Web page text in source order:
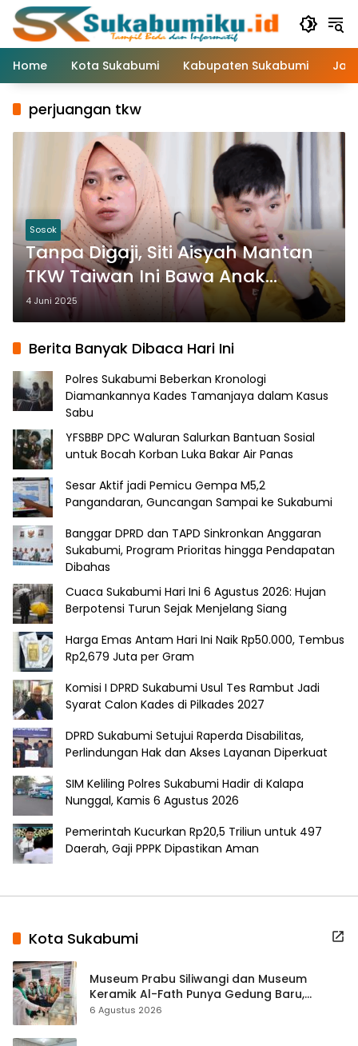
Langsung
konten
Home
Kota Sukabumi Kabupaten Sukabumi
perjuangan tkw
Sosok
Tanpa Digaji, Siti Aisyah Mantan
TKW Taiwan Ini Bawa Anak
Majikannya yang Disabilitas ke
Indonesia
4 Juni 2025
Berita Banyak Dibaca Hari Ini
Polres Sukabumi Beberkan Kronologi
Diamankannya Kades Tamanjaya dalam Kasus
Sabu
YFSBBP DPC Waluran Salurkan Bantuan Sosial
untuk Bocah Korban Luka Bakar Air Panas
Sesar Aktif jadi Pemicu Gempa M5,2
Pangandaran, Guncangan Sampai ke Sukabumi
Banggar DPRD dan TAPD Sinkronkan Anggaran
Sukabumi, Program Prioritas hingga Pendapatan
Dibahas
Cuaca Sukabumi Hari Ini 6 Agustus 2026: Hujan
Berpotensi Turun Sejak Menjelang Siang
Harga Emas Antam Hari Ini Naik Rp50.000, Tembus
Rp2,679 Juta per Gram
Komisi I DPRD Sukabumi Usul Tes Rambut Jadi
Syarat Calon Kades di Pilkades 2027
DPRD Sukabumi Setujui Raperda Disabilitas,
Perlindungan Hak dan Akses Layanan Diperkuat
SIM Keliling Polres Sukabumi Hadir di Kalapa
Nunggal, Kamis 6 Agustus 2026
Pemerintah Kucurkan Rp20,5 Triliun untuk 497
Daerah, Gaji PPPK Dipastikan Aman
Kota Sukabumi
Museum Prabu Siliwangi dan Museum
Keramik Al-Fath Punya Gedung Baru,
Hampir 500 Koleksi Dipisahkan
6 Agustus 2026